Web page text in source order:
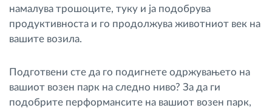
намалува трошоците, туку и ја подобрува
продуктивноста и го продолжува животниот век на
вашите возила.
Подготвени сте да го подигнете одржувањето на
вашиот возен парк на следно ниво? За да ги
подобрите перформансите на вашиот возен парк,